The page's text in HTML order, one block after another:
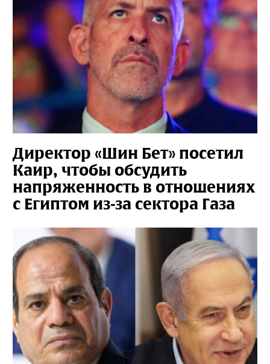
Директор «Шин Бет» посетил
Каир, чтобы обсудить
напряженность в отношениях
с Египтом из-за сектора Газа